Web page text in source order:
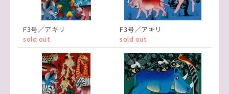
F3号／アキリ
sold out
F3号／アキリ
sold out